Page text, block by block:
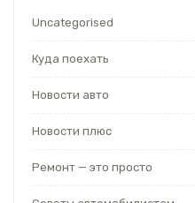
Uncategorised
Куда поехать
Новости авто
Новости плюс
Ремонт — это просто